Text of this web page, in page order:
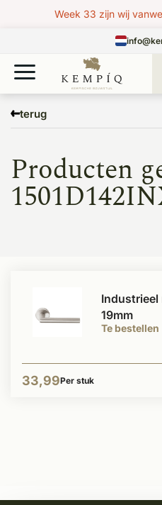
Week 33 zijn wij
terug
1501D142INXX0
Producten
Te bestellen
Industrieel
19mm
33,99Per stuk